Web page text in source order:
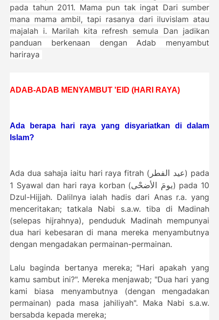
pada tahun 2011. Mama pun tak ingat Dari sumber
mana mama ambil, tapi rasanya dari iluvislam atau
majalah i. Marilah kita refresh semula Dan jadikan
panduan berkenaan dengan Adab menyambut
hariraya
ADAB-ADAB MENYAMBUT 'EID (HARI RAYA)
Ada berapa hari raya yang disyariatkan di dalam
Islam?
Ada dua sahaja iaitu hari raya fitrah ( عيد الفطر) pada
1 Syawal dan hari raya korban (يومَ الأضحْى) pada 10
Dzul-Hijjah. Dalilnya ialah hadis dari Anas r.a. yang
menceritakan; tatkala Nabi s.a.w. tiba di Madinah
(selepas hijrahnya), penduduk Madinah mempunyai
dua hari kebesaran di mana mereka menyambutnya
dengan mengadakan permainan-permainan.
Lalu baginda bertanya mereka; "Hari apakah yang
kamu sambut ini?". Mereka menjawab; "Dua hari yang
kami biasa menyambutnya (dengan mengadakan
permainan) pada masa jahiliyah". Maka Nabi s.a.w.
bersabda kepada mereka;